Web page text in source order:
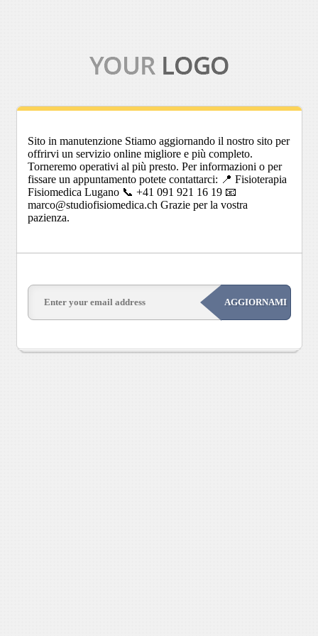
Sito in manutenzione Stiamo aggiornando il nostro sito per
offrirvi un servizio online migliore e più completo.
Torneremo operativi al più presto. Per informazioni o per
fissare un appuntamento potete contattarci: 📍 Fisioterapia
Fisiomedica Lugano 📞 +41 091 921 16 19 📧
marco@studiofisiomedica.ch Grazie per la vostra
pazienza.